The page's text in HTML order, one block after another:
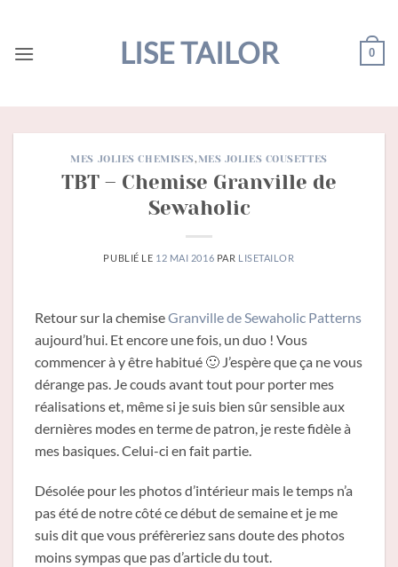
contenu
LISE TAILOR 0
MES JOLIES CHEMISES,MES JOLIES COUSETTES
TBT – Chemise Granville de
Sewaholic
PUBLIÉ LE 12 MAI 2016 PAR LISETAILOR
Retour sur la chemiseGranville de Sewaholic Patterns
aujourd’hui. Et encore une fois, un duo ! Vous
commencer à y être habitué 🙂 J’espère que ça ne vous
dérange pas. Je couds avant tout pour porter mes
réalisations et, même si je suis bien sûr sensible aux
dernières modes en terme de patron, je reste fidèle à
mes basiques. Celui-ci en fait partie.
Désolée pour les photos d’intérieur mais le temps n’a
pas été de notre côté ce début de semaine et je me
suis dit que vous préfèreriez sans doute des photos
moins sympas que pas d’article du tout.